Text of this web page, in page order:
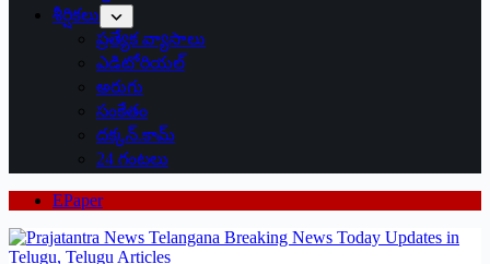
శీర్షికలు
ప్రత్యేక వ్యాసాలు
ఎడిటోరియల్
అరుగు
సంకేతం
దక్కన్.కామ్
24 గంటలు
EPaper